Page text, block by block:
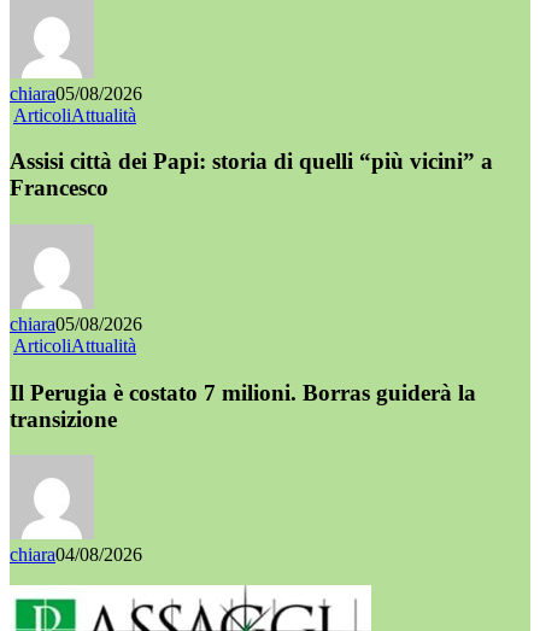
chiara05/08/2026
ArticoliAttualità
Assisi città dei Papi: storia di quelli “più vicini” a
Francesco
chiara05/08/2026
ArticoliAttualità
Il Perugia è costato 7 milioni. Borras guiderà la
transizione
chiara04/08/2026